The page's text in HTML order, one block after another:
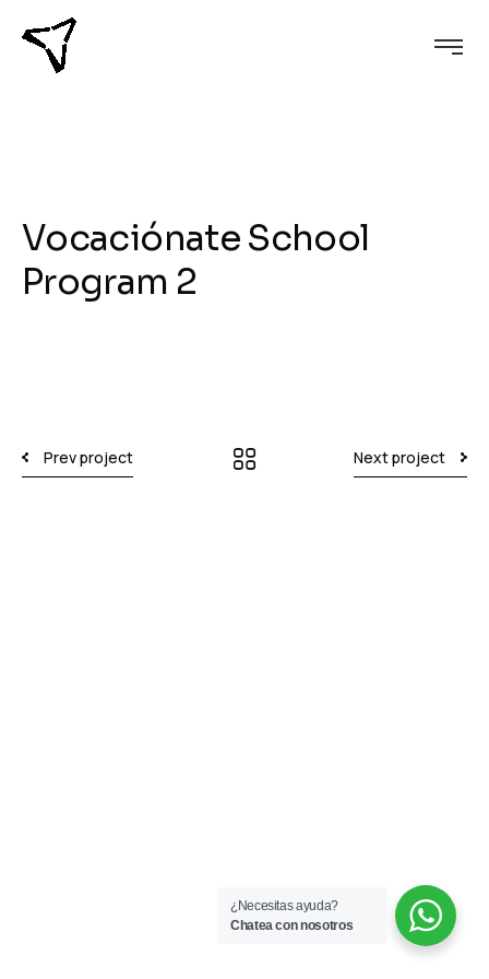
Vocaciónate School
Program 2
Prev project Next project
¿Necesitas ayuda?
Chatea con nosotros